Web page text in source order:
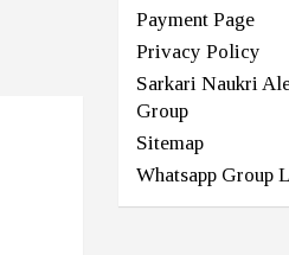
Payment Page
Privacy Policy
Sarkari Naukri
Group
Sitemap
Whatsapp Group